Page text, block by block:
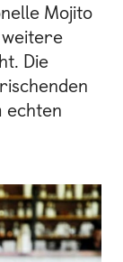
Mojito
Die
echten